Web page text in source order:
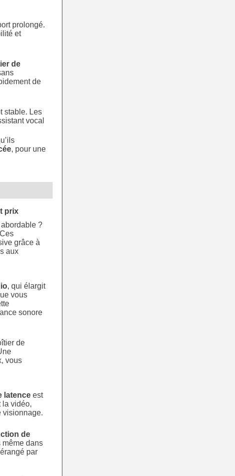
prolongé.
et
de
de
stable. Les
vocal
, pour une
prix
?
grâce à
aux
, qui élargit
vous
sonore
de
vous
latenceest
la vidéo,
visionnage.
de
dans
par